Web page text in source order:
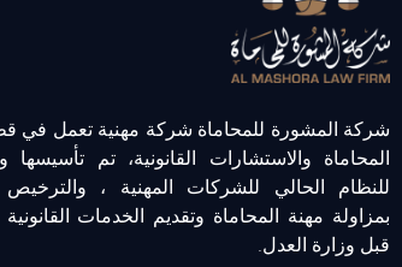
شركة المشورة للمحاماة شركة مهنية تعمل في
المحاماة والاستشارات القانونية، تم تأسيسها
للنظام الحالي للشركات المهنية ، والترخيص
بمزاولة مهنة المحاماة وتقديم الخدمات
قبل وزارة العدل.